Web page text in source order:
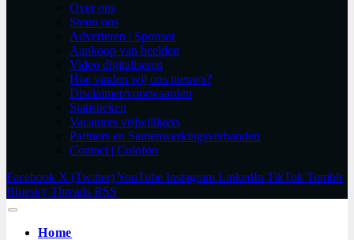
Over ons
Steun ons
Adverteren | Sponsor
Aankoop van beelden
Video digitaliseren
Hoe vinden wij ons nieuws?
Disclaimer/voorwaarden
Statistieken
Vacatures vrijwilligers
Partners en Samenwerkingsverbanden​
Contact | Colofon
Facebook X (Twitter)YouTube Instagram LinkedIn TikTok Tumblr
Bluesky Threads RSS
Home